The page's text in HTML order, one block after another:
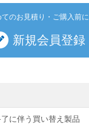
てのお見積り・ご購入前に
新規会員登録
に伴う買い替え製品